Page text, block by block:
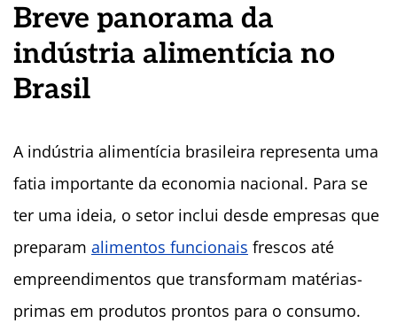
Breve panorama da
indústria alimentícia no
Brasil
A indústria alimentícia brasileira representa uma
fatia importante da economia nacional. Para se
ter uma ideia, o setor inclui desde empresas que
preparam alimentos funcionais frescos até
empreendimentos que transformam matérias-
primas em produtos prontos para o consumo.